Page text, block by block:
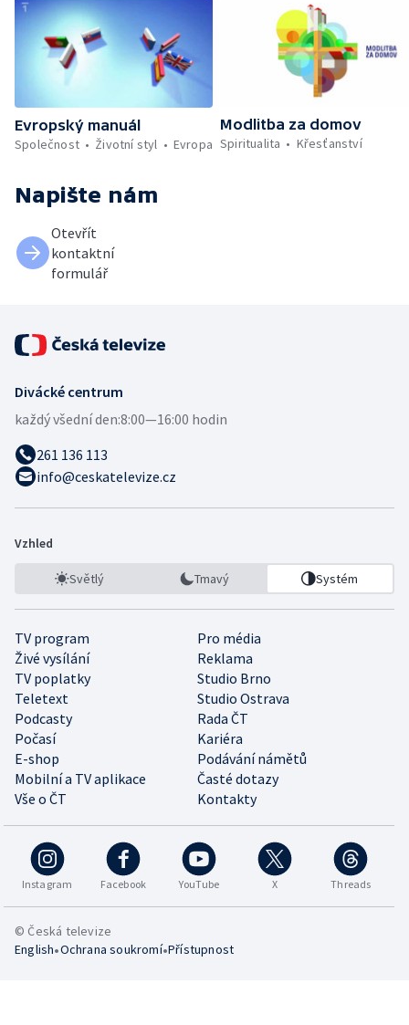
Evropský manuál
Společnost
Životní styl Evropa
Modlitba za domov
Spiritualita
Křesťanství
Napište nám
Otevřít
kontaktní
formulář
Divácké centrum
každý všední den:8:00—16:00 hodin
261 136 113
info@ceskatelevize.cz
Vzhled
Světlý Tmavý Systém
TV program
Pro média
Živé vysílání
Reklama
TV poplatky
Studio Brno
Teletext
Studio Ostrava
Podcasty
Rada ČT
Počasí
Kariéra
E-shop
Podávání námětů
Mobilní a TV aplikace
Časté dotazy
Vše o ČT
Kontakty
Instagram Facebook YouTube X Threads
© Česká televize
English•Ochrana soukromí•Přístupnost